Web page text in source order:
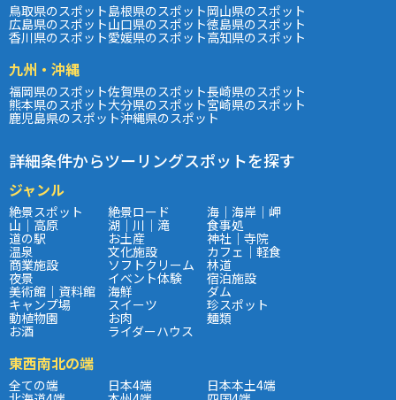
鳥取県のスポット島根県のスポット岡山県のスポット
広島県のスポット山口県のスポット徳島県のスポット
香川県のスポット愛媛県のスポット高知県のスポット
九州・沖縄
福岡県のスポット佐賀県のスポット長崎県のスポット
熊本県のスポット大分県のスポット宮崎県のスポット
鹿児島県のスポット沖縄県のスポット
詳細条件からツーリングスポットを探す
ジャンル
絶景スポット 絶景ロード 海｜海岸｜岬
山｜高原 湖｜川｜滝 食事処
道の駅 お土産 神社｜寺院
温泉 文化施設 カフェ｜軽食
商業施設 ソフトクリーム 林道
夜景 イベント体験 宿泊施設
美術館｜資料館 海鮮 ダム
キャンプ場 スイーツ 珍スポット
動植物園 お肉 麺類
お酒 ライダーハウス
東西南北の端
全ての端 日本4端 日本本土4端